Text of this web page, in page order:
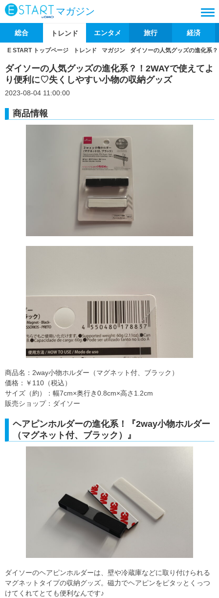
マガジン
総合 トレンド エンタメ 旅行 経済
E START トップページ トレンド マガジン ダイソーの人気グッズの進化系
ダイソーの人気グッズの進化系？！2WAYで使えてよ
り便利に♡失くしやすい小物の収納グッズ
2023-08-04 11:00:00
商品情報
商品名：2way小物ホルダー（マグネット付、ブラック）
価格：￥110（税込）
サイズ（約）：幅7cm×奥行き0.8cm×高さ1.2cm
販売ショップ：ダイソー
ヘアピンホルダーの進化系！『2way小物ホルダー
（マグネット付、ブラック）』
ダイソーのヘアピンホルダーは、壁や冷蔵庫などに取り付けられる
マグネットタイプの収納グッズ。磁力でヘアピンをピタッとくっつ
けてくれてとても便利なんです♪